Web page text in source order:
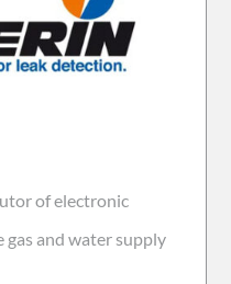
of electronic
and water supply